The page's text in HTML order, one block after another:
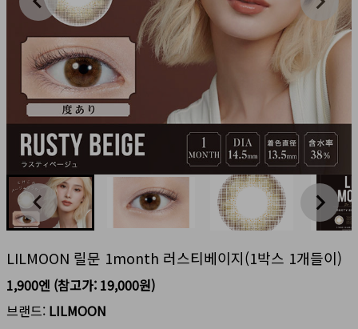
LILMOON 릴문 1month 러스티베이지(1박스 1개들이)
1,900엔 (참고가: 19,000원)
브랜드: LILMOON